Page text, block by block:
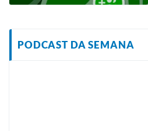
PODCAST DA SEMANA